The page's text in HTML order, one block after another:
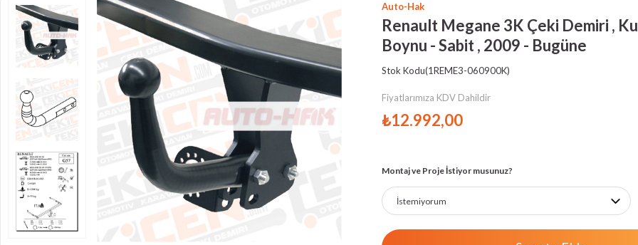
›
Auto-Hak
Renault Megane 3K Çeki Demiri ,
Boynu - Sabit , 2009 - Bugüne
Stok Kodu(1REME3-060900K)
Fiyatlarımıza KDV Dahildir
₺12.992,00
Montaj ve Proje İstiyor musunuz?